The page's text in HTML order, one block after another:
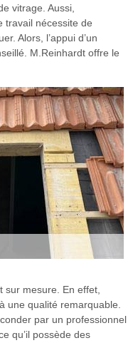
vitrage. Aussi,
travail nécessite de
Alors, l’appui d’un
M.Reinhardt offre le
mesure. En effet,
une qualité remarquable.
par un professionnel
qu’il possède des